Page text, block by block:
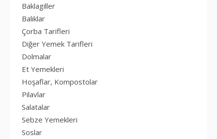
Baklagiller
Balıklar
Çorba Tarifleri
Diğer Yemek Tarifleri
Dolmalar
Et Yemekleri
Hoşaflar, Kompostolar
Pilavlar
Salatalar
Sebze Yemekleri
Soslar